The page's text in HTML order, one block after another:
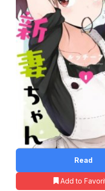
Read
Add to